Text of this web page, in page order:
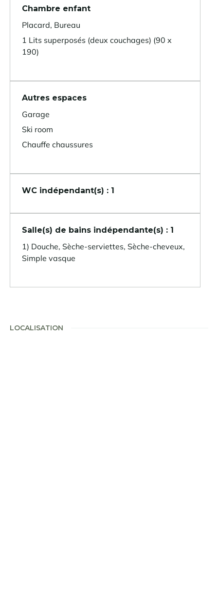
Chambre enfant
Placard, Bureau
1 Lits superposés (deux couchages) (90 x
190)
Autres espaces
Garage
Ski room
Chauffe chaussures
WC indépendant(s) : 1
Salle(s) de bains indépendante(s) : 1
1) Douche, Sèche-serviettes, Sèche-cheveux,
Simple vasque
LOCALISATION